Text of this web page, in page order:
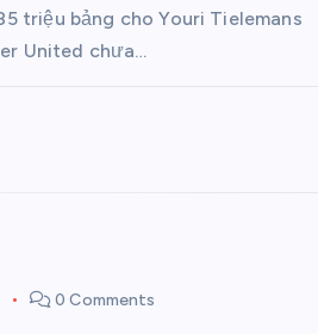
triệu bảng cho Youri Tielemans
United chưa…
0 Comments